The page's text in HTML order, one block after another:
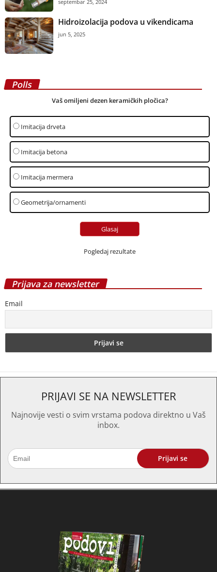
septembar 25, 2024
Hidroizolacija podova u vikendicama
jun 5, 2025
Polls
Vaš omiljeni dezen keramičkih pločica?
Imitacija drveta
Imitacija betona
Imitacija mermera
Geometrija/ornamenti
Pogledaj rezultate
Prijava za newsletter
Email
PRIJAVI SE NA NEWSLETTER
Najnovije vesti o svim vrstama podova direktno u Vaš
inbox.